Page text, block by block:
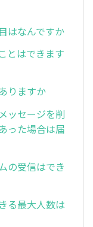
はなんですか
とはできます
りますか
ッセージを削
った場合は届
の受信はでき
る最大人数は